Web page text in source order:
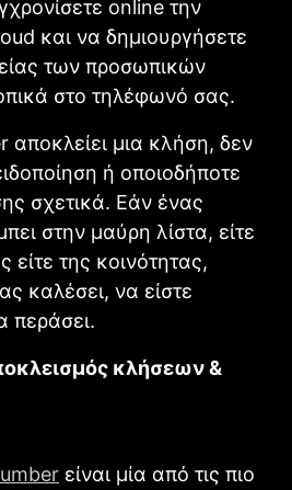
online την
και να δημιουργήσετε
των προσωπικών
στο τηλέφωνό σας.
μια κλήση, δεν
ή οποιοδήποτε
σχετικά. Εάν ένας
στην μαύρη λίστα, είτε
της κοινότητας,
καλέσει, να είστε
περάσει.
κλήσεων &
είναι μία από τις πιο